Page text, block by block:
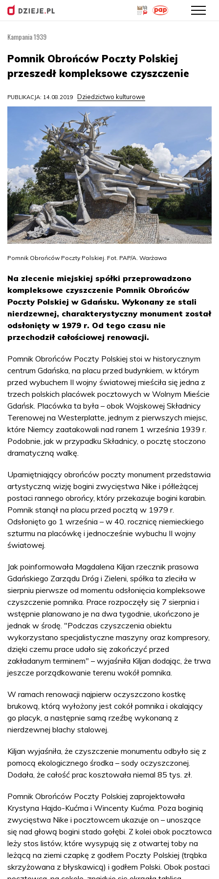
treści
Kampania 1939
Pomnik Obrońców Poczty Polskiej
przeszedł kompleksowe czyszczenie
PUBLIKACJA: 14.08.2019 Dziedzictwo kulturowe
Pomnik Obrońców Poczty Polskiej. Fot. PAP/A. Warżawa
Na zlecenie miejskiej spółki przeprowadzono
kompleksowe czyszczenie Pomnik Obrońców
Poczty Polskiej w Gdańsku. Wykonany ze stali
nierdzewnej, charakterystyczny monument został
odsłonięty w 1979 r. Od tego czasu nie
przechodził całościowej renowacji.
Pomnik Obrońców Poczty Polskiej stoi w historycznym
centrum Gdańska, na placu przed budynkiem, w którym
przed wybuchem II wojny światowej mieściła się jedna z
trzech polskich placówek pocztowych w Wolnym Mieście
Gdańsk. Placówka ta była – obok Wojskowej Składnicy
Terenowej na Westerplatte, jednym z pierwszych miejsc,
które Niemcy zaatakowali nad ranem 1 września 1939 r.
Podobnie, jak w przypadku Składnicy, o pocztę stoczono
dramatyczną walkę.
Upamiętniający obrońców poczty monument przedstawia
artystyczną wizję bogini zwycięstwa Nike i półleżącej
postaci rannego obrońcy, który przekazuje bogini karabin.
Pomnik stanął na placu przed pocztą w 1979 r.
Odsłonięto go 1 września – w 40. rocznicę niemieckiego
szturmu na placówkę i jednocześnie wybuchu II wojny
światowej.
Jak poinformowała Magdalena Kiljan rzecznik prasowa
Gdańskiego Zarządu Dróg i Zieleni, spółka ta zleciła w
sierpniu pierwsze od momentu odsłonięcia kompleksowe
czyszczenie pomnika. Prace rozpoczęły się 7 sierpnia i
wstępnie planowano je na dwa tygodnie, ukończono je
jednak w środę. "Podczas czyszczenia obiektu
wykorzystano specjalistyczne maszyny oraz kompresory,
dzięki czemu prace udało się zakończyć przed
zakładanym terminem" – wyjaśniła Kiljan dodając, że trwa
jeszcze porządkowanie terenu wokół pomnika.
W ramach renowacji najpierw oczyszczono kostkę
brukową, którą wyłożony jest cokół pomnika i okalający
go placyk, a następnie samą rzeźbę wykonaną z
nierdzewnej blachy stalowej.
Kiljan wyjaśniła, że czyszczenie monumentu odbyło się z
pomocą ekologicznego środka – sody oczyszczonej.
Dodała, że całość prac kosztowała niemal 85 tys. zł.
Pomnik Obrońców Poczty Polskiej zaprojektowała
Krystyna Hajdo-Kućma i Wincenty Kućma. Poza boginią
zwycięstwa Nike i pocztowcem ukazuje on – unoszące
się nad głową bogini stado gołębi. Z kolei obok pocztowca
leży stos listów, które wysypują się z otwartej toby na
leżącą na ziemi czapkę z godłem Poczty Polskiej (trąbka
skrzyżowana z błyskawicą) i godłem Polski. Obok postaci